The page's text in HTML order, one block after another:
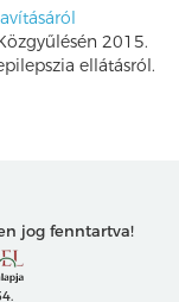
2015.
ellátásról.
jog fenntartva!